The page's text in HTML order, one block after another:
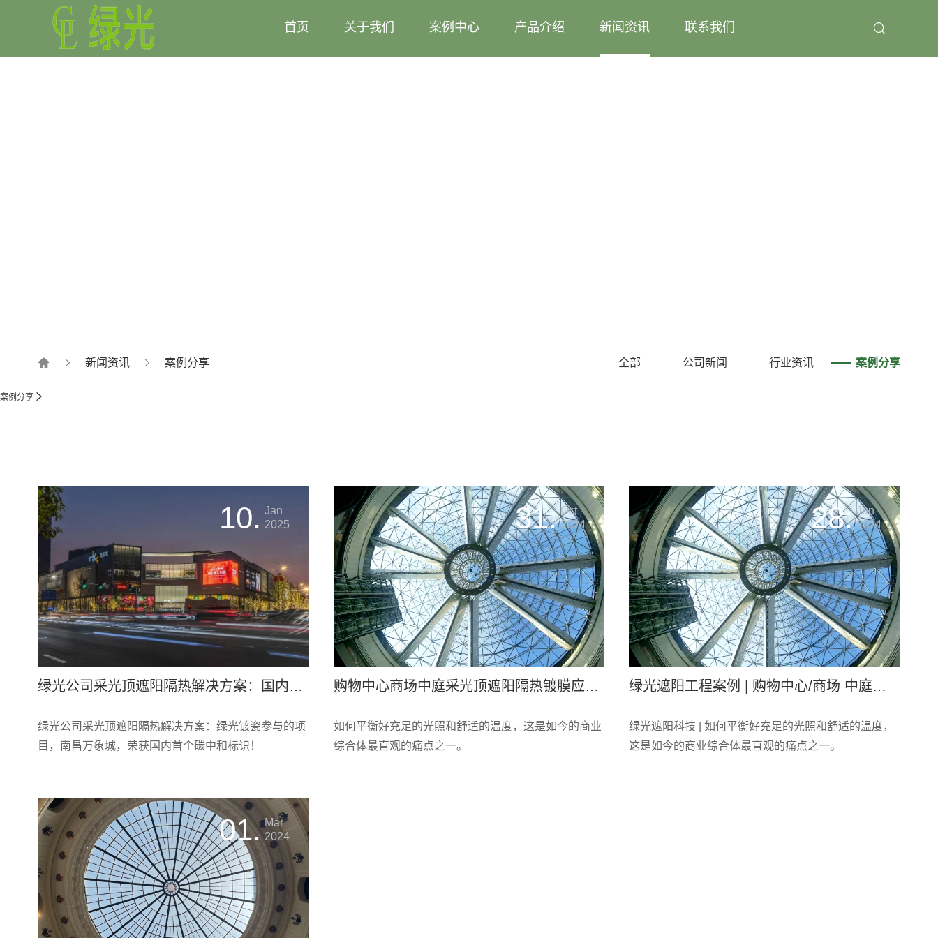
首页 关于我们 案例中心 产品介绍 新闻资讯 联系我们
新闻资讯 案例分享 全部 公司新闻 行业资讯 案例分享
案例分享
10. Jan
2025
绿光公司采光顶遮阳隔热解决方案：国内首个！南昌万象城获运行阶段购物中心碳中和标识！
绿光公司采光顶遮阳隔热解决方案：绿光镀瓷参与的项
目，南昌万象城，荣获国内首个碳中和标识！
31. Oct
2024
购物中心商场中庭采光顶遮阳隔热镀膜应用案例实例效果
如何平衡好充足的光照和舒适的温度，这是如今的商业
综合体最直观的痛点之一。
28. Jun
2024
绿光遮阳工程案例 | 购物中心/商场 中庭采光顶 遮阳隔热镀瓷应用 案例实例效果
绿光遮阳科技 | 如何平衡好充足的光照和舒适的温度，
这是如今的商业综合体最直观的痛点之一。
01. Mar
2024